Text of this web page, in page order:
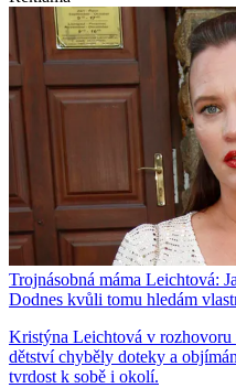
Trojnásobná máma Leichtová:
Dodnes kvůli tomu hledám
Kristýna Leichtová v
dětství chyběly doteky a
tvrdost k sobě i okolí.